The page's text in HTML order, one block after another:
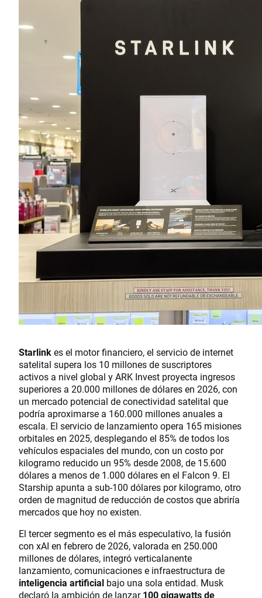
Starlinkes el motor financiero, el servicio de internet
satelital supera los 10 millones de suscriptores
activos a nivel global y ARK Invest proyecta ingresos
superiores a 20.000 millones de dólares en 2026, con
un mercado potencial de conectividad satelital que
podría aproximarse a 160.000 millones anuales a
escala. El servicio de lanzamiento opera 165 misiones
orbitales en 2025, desplegando el 85% de todos los
vehículos espaciales del mundo, con un costo por
kilogramo reducido un 95% desde 2008, de 15.600
dólares a menos de 1.000 dólares en el Falcon 9. El
Starship apunta a sub-100 dólares por kilogramo, otro
orden de magnitud de reducción de costos que abriría
mercados que hoy no existen.
El tercer segmento es el más especulativo, la fusión
con xAI en febrero de 2026, valorada en 250.000
millones de dólares, integró verticalanente
lanzamiento, comunicaciones e infraestructura de
inteligencia artificial bajo una sola entidad. Musk
declaró la ambición de lanzar100 gigawatts de